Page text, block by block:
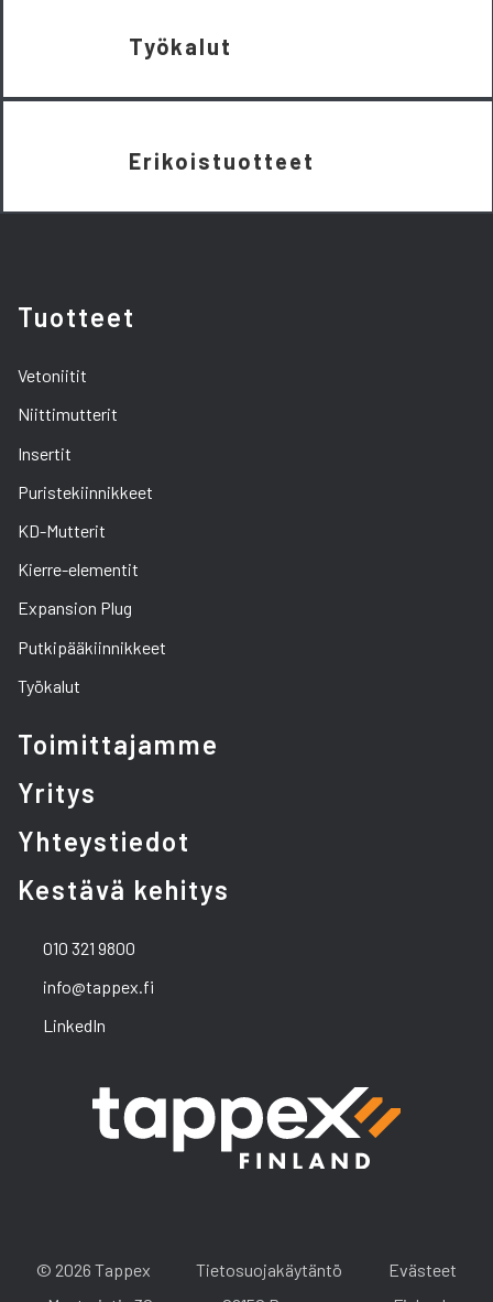
Työkalut
Erikoistuotteet
Tuotteet
Vetoniitit
Niittimutterit
Insertit
Puristekiinnikkeet
KD-Mutterit
Kierre-elementit
Expansion Plug
Putkipääkiinnikkeet
Työkalut
Toimittajamme
Yritys
Yhteystiedot
Kestävä kehitys
010 321 9800
info@tappex.fi
LinkedIn
© 2026 Tappex Tietosuojakäytäntö
Evästeet